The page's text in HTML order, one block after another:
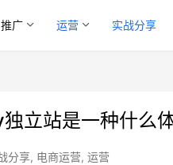
推广 运营 实战分享
立站是一种什么体
分享, 电商运营, 运营